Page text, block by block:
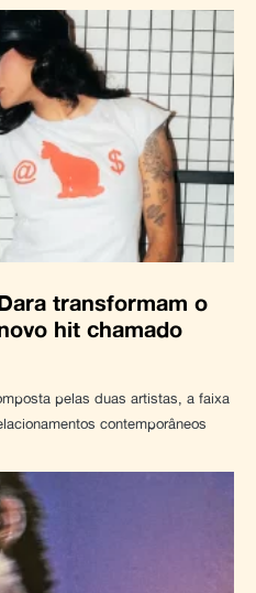
transformam o
hit chamado
pelas duas artistas, a faixa
contemporâneos